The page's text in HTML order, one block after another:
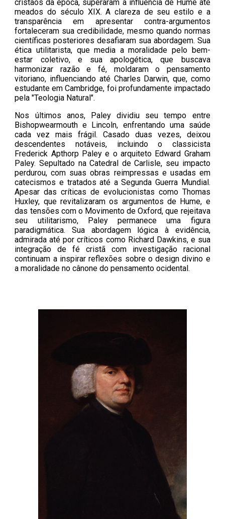
cristãos da época, superaram a influência de Hume até
meados do século XIX. A clareza de seu estilo e a
transparência em apresentar contra-argumentos
fortaleceram sua credibilidade, mesmo quando normas
científicas posteriores desafiaram sua abordagem. Sua
ética utilitarista, que media a moralidade pelo bem-
estar coletivo, e sua apologética, que buscava
harmonizar razão e fé, moldaram o pensamento
vitoriano, influenciando até Charles Darwin, que, como
estudante em Cambridge, foi profundamente impactado
pela "Teologia Natural".
Nos últimos anos, Paley dividiu seu tempo entre
Bishopwearmouth e Lincoln, enfrentando uma saúde
cada vez mais frágil. Casado duas vezes, deixou
descendentes notáveis, incluindo o classicista
Frederick Apthorp Paley e o arquiteto Edward Graham
Paley. Sepultado na Catedral de Carlisle, seu impacto
perdurou, com suas obras reimpressas e usadas em
catecismos e tratados até a Segunda Guerra Mundial.
Apesar das críticas de evolucionistas como Thomas
Huxley, que revitalizaram os argumentos de Hume, e
das tensões com o Movimento de Oxford, que rejeitava
seu utilitarismo, Paley permanece uma figura
paradigmática. Sua abordagem lógica à evidência,
admirada até por críticos como Richard Dawkins, e sua
integração de fé cristã com investigação racional
continuam a inspirar reflexões sobre o design divino e
a moralidade no cânone do pensamento ocidental.